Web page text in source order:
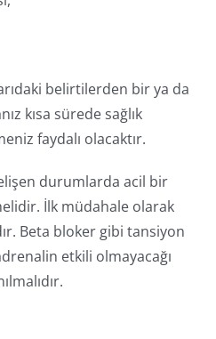
belirtilerden bir ya da
kısa sürede sağlık
faydalı olacaktır.
durumlarda acil bir
İlk müdahale olarak
Beta bloker gibi tansiyon
etkili olmayacağı